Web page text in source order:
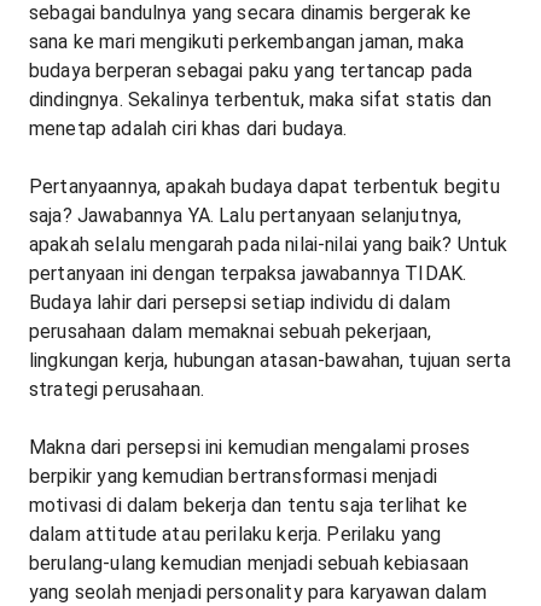
sebagai bandulnya yang secara dinamis bergerak ke
sana ke mari mengikuti perkembangan jaman, maka
budaya berperan sebagai paku yang tertancap pada
dindingnya. Sekalinya terbentuk, maka sifat statis dan
menetap adalah ciri khas dari budaya.
Pertanyaannya, apakah budaya dapat terbentuk begitu
saja? Jawabannya YA. Lalu pertanyaan selanjutnya,
apakah selalu mengarah pada nilai-nilai yang baik? Untuk
pertanyaan ini dengan terpaksa jawabannya TIDAK.
Budaya lahir dari persepsi setiap individu di dalam
perusahaan dalam memaknai sebuah pekerjaan,
lingkungan kerja, hubungan atasan-bawahan, tujuan serta
strategi perusahaan.
Makna dari persepsi ini kemudian mengalami proses
berpikir yang kemudian bertransformasi menjadi
motivasi di dalam bekerja dan tentu saja terlihat ke
dalam attitude atau perilaku kerja. Perilaku yang
berulang-ulang kemudian menjadi sebuah kebiasaan
yang seolah menjadi personality para karyawan dalam